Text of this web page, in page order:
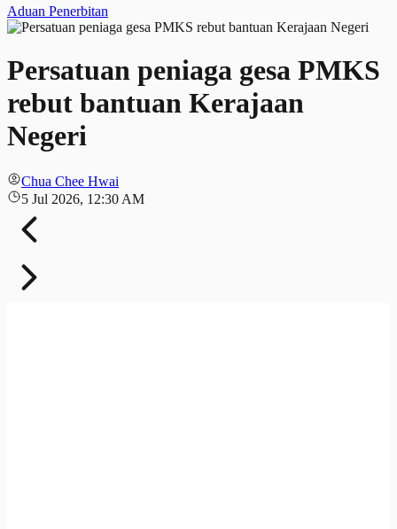
Aduan Penerbitan
Persatuan peniaga gesa PMKS
rebut bantuan Kerajaan
Negeri
Chua Chee Hwai
5 Jul 2026, 12:30 AM